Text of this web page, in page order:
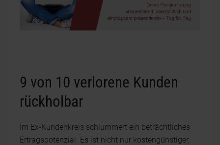
9 von 10 verlorene Kunden
rückholbar
Im Ex-Kundenkreis schlummert ein beträchtliches
Ertragspotenzial. Es ist nicht nur kostengünstiger,